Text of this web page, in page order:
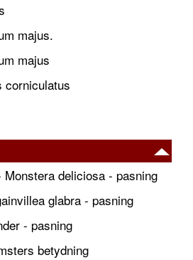
majus.
majus
corniculatus
Monstera deliciosa - pasning
glabra - pasning
- pasning
betydning